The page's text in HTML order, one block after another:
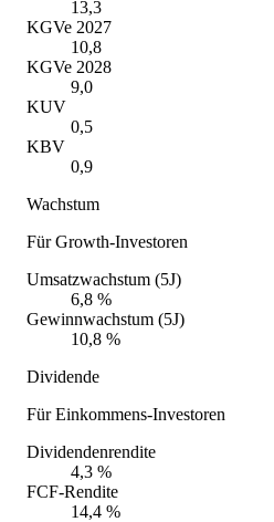
13,3
KGVe 2027
10,8
KGVe 2028
9,0
KUV
0,5
KBV
0,9
Wachstum
Für Growth-Investoren
Umsatzwachstum (5J)
6,8 %
Gewinnwachstum (5J)
10,8 %
Dividende
Für Einkommens-Investoren
Dividendenrendite
4,3 %
FCF-Rendite
14,4 %